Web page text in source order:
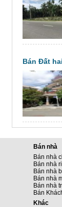
Bán Đất
Bán nhà
Bán nhà
Bán nhà
Bán nhà
Bán nhà
Bán nhà
Bán
Khác